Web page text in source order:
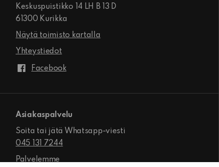
Keskuspuistikko 14 LH B 13 D
61300 Kurikka
Näytä toimisto kartalla
Yhteystiedot
Facebook
Asiakaspalvelu
Soita tai jätä Whatsapp-viesti
045 131 7244
Palvelemme